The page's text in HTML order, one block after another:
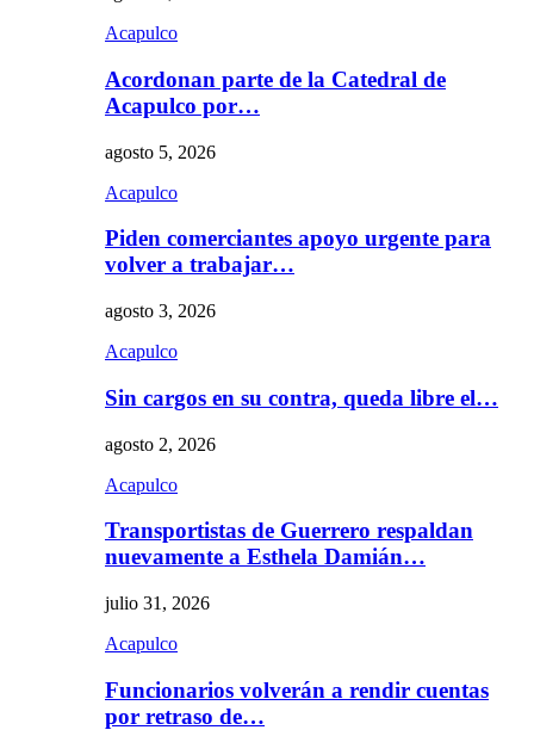
Acapulco
Acordonan parte de la Catedral de
Acapulco por…
agosto 5, 2026
Acapulco
Piden comerciantes apoyo urgente para
volver a trabajar…
agosto 3, 2026
Acapulco
Sin cargos en su contra, queda libre el…
agosto 2, 2026
Acapulco
Transportistas de Guerrero respaldan
nuevamente a Esthela Damián…
julio 31, 2026
Acapulco
Funcionarios volverán a rendir cuentas
por retraso de…